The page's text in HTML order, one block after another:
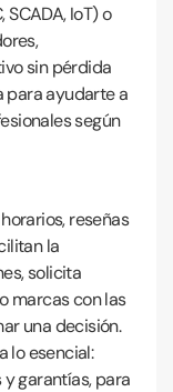
IoT) o
sin pérdida
para ayudarte a
según
reseñas
la
solicita
marcas con las
una decisión.
lo esencial:
garantías, para